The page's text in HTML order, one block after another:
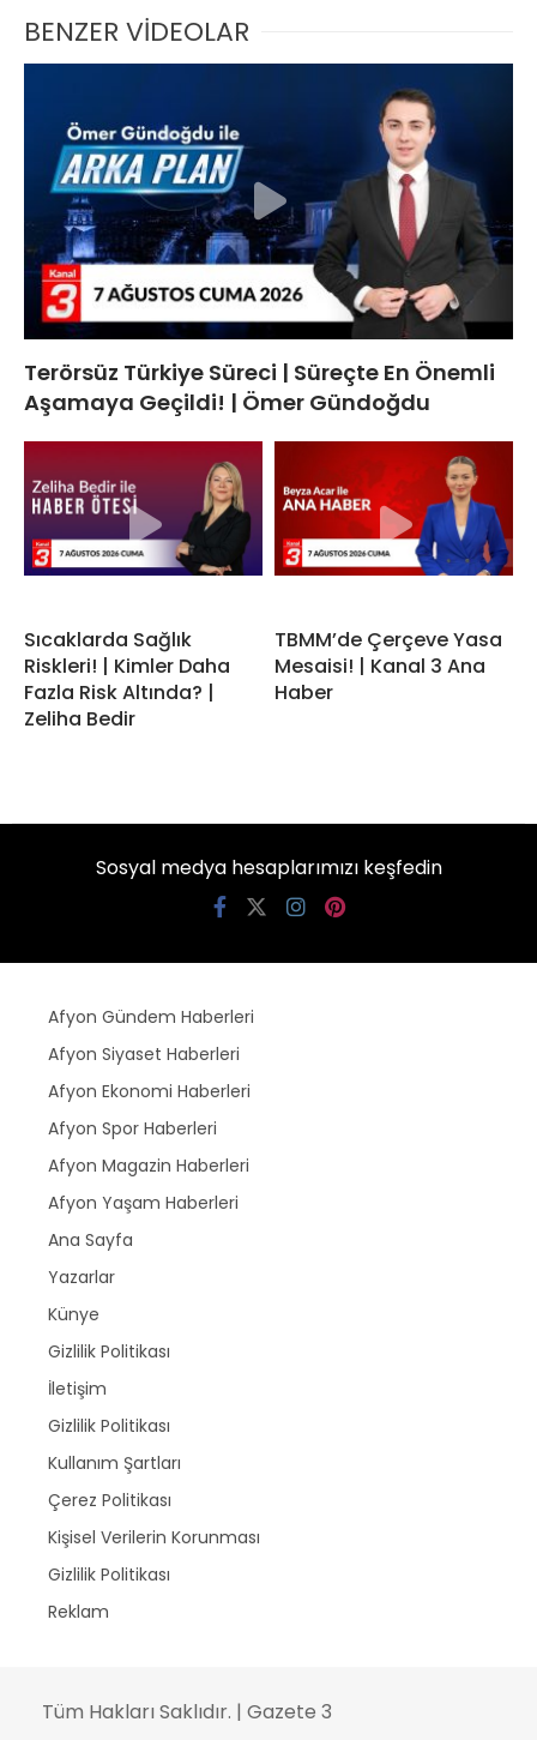
BENZER VİDEOLAR
Terörsüz Türkiye Süreci | Süreçte En Önemli
Aşamaya Geçildi! | Ömer Gündoğdu
Sıcaklarda Sağlık
Riskleri! | Kimler Daha
Fazla Risk Altında? |
Zeliha Bedir
TBMM’de Çerçeve Yasa
Mesaisi! | Kanal 3 Ana
Haber
Sosyal medya hesaplarımızı keşfedin
Afyon Gündem Haberleri
Afyon Siyaset Haberleri
Afyon Ekonomi Haberleri
Afyon Spor Haberleri
Afyon Magazin Haberleri
Afyon Yaşam Haberleri
Ana Sayfa
Yazarlar
Künye
Gizlilik Politikası
İletişim
Gizlilik Politikası
Kullanım Şartları
Çerez Politikası
Kişisel Verilerin Korunması
Gizlilik Politikası
Reklam
Tüm Hakları Saklıdır. | Gazete 3